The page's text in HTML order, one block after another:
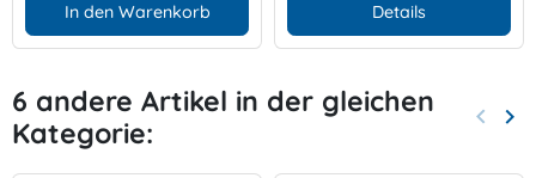
In den Warenkorb Details
6 andere Artikel in der gleichen
Kategorie:
Zurück
keyboard_arrow_left keyboard_arrow_right